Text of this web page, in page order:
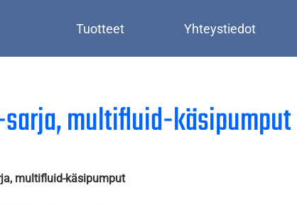
Tuotteet Yhteystiedot
multifluid-käsipumput
multifluid-käsipumput